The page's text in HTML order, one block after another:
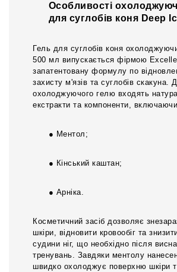
Особливості
для суглобів коня Deep
Гель для суглобів коня
500 мл випускається фірмою
запатентовану формулу по
захисту м'язів та суглобів скакуна.
охолоджуючого гелю входять
екстракти та компоненти,
● Ментол;
● Кінський каштан;
● Арніка.
Косметичний засіб дозволяє
шкіри, відновити кровообіг та
судини ніг, що необхідно після
тренувань. Завдяки ментолу
швидко охолоджує поверхню шкіри